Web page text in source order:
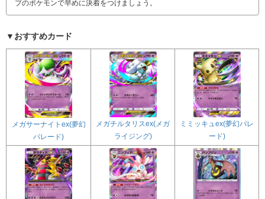
プのポケモンで早めに決着をつけましょう。
▼おすすめカード
メガサーナイトex(夢幻
パレード)
メガチルタリスex(メガ
ライジング)
ミミッキュex(夢幻パレ
ード)